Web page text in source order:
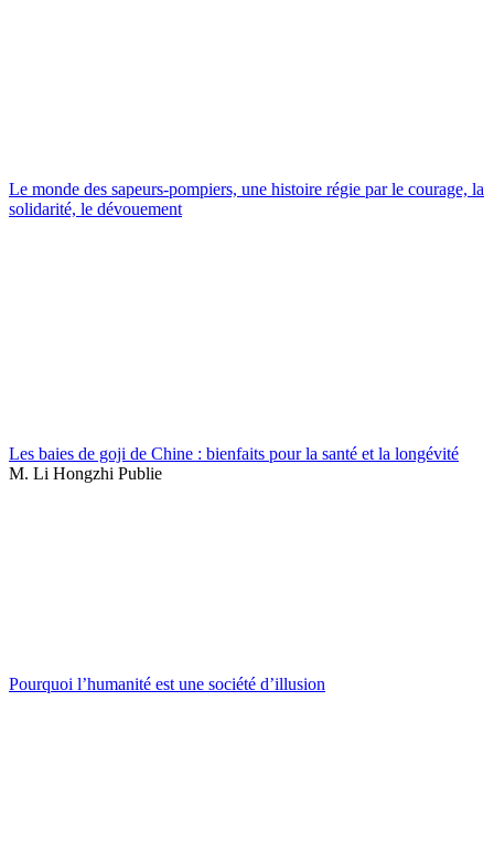
Le monde des sapeurs-pompiers, une histoire régie par le courage, la
solidarité, le dévouement
Les baies de goji de Chine : bienfaits pour la santé et la longévité
M. Li Hongzhi Publie
Pourquoi l’humanité est une société d’illusion